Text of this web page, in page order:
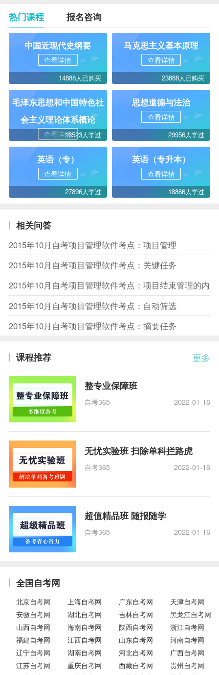
热门课程 报名咨询
中国近现代史纲要
查看详情
14888人已购买
马克思主义基本原理
查看详情
23888人已购买
毛泽东思想和中国特色社
会主义理论体系概论
查看详情16523人学过
思想道德与法治
查看详情
29956人学过
英语（专）
查看详情
27896人学过
英语（专升本）
查看详情
18866人学过
相关问答
2015年10月自考项目管理软件考点：项目管理
2015年10月自考项目管理软件考点：关键任务
2015年10月自考项目管理软件考点：项目结束管理的内容
2015年10月自考项目管理软件考点：自动筛选
2015年10月自考项目管理软件考点：摘要任务
更多
课程推荐
整专业保障班
自考365 2022-01-16
无忧实验班 扫除单科拦路虎
自考365 2022-01-16
超值精品班 随报随学
自考365 2022-01-16
全国自考网
北京自考网 上海自考网 广东自考网
天津自考网
安徽自考网
湖北自考网 吉林自考网
黑龙江自考网
山西自考网
海南自考网 陕西自考网
浙江自考网
福建自考网
江西自考网 山东自考网
河南自考网
辽宁自考网
湖南自考网 河北自考网
广西自考网
江苏自考网
重庆自考网 西藏自考网
贵州自考网